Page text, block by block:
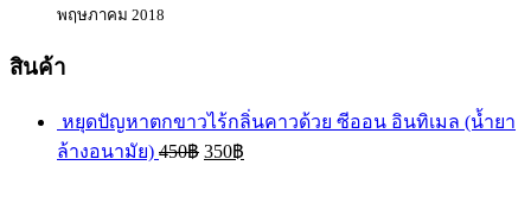
พฤษภาคม 2018
สินค้า
หยุดปัญหาตกขาวไร้กลิ่นคาวด้วย ซีออน อินทิเมล (น้ำยา
ล้างอนามัย) 450฿ 350฿